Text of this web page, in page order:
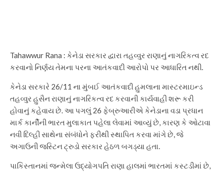
Tahawwur Rana : કેનેડા સરકાર દ્વારા તહવ્વુર રાણાનું નાગરિકત્વ રદ
કરવાનો નિર્ણય તેમના પરના આતંકવાદી આરોપો પર આધારિત નથી.
કેનેડા સરકારે 26/11 ના મુંબઈ આતંકવાદી હુમલાના માસ્ટરમાઇન્ડ
તહવ્વુર હુસૈન રાણાનું નાગરિકત્વ રદ કરવાની કાર્યવાહી શરૂ કરી
હોવાનું કહેવાય છે. આ પગલું 26 ફેબ્રુઆરીએ કેનેડાના વડા પ્રધાન
માર્ક કાર્નીની ભારત મુલાકાત પહેલા લેવામાં આવ્યું છે, કારણ કે ઓટાવા
નવી દિલ્હી સાથેના સંબંધોને ફરીથી સ્થાપિત કરવા માંગે છે, જે
અગાઉની જસ્ટિન ટ્રુડો સરકાર હેઠળ બગડ્યા હતા.
પાકિસ્તાનમાં જન્મેલા ઉદ્યોગપતિ રાણા હાલમાં ભારતમાં કસ્ટડીમાં છે,